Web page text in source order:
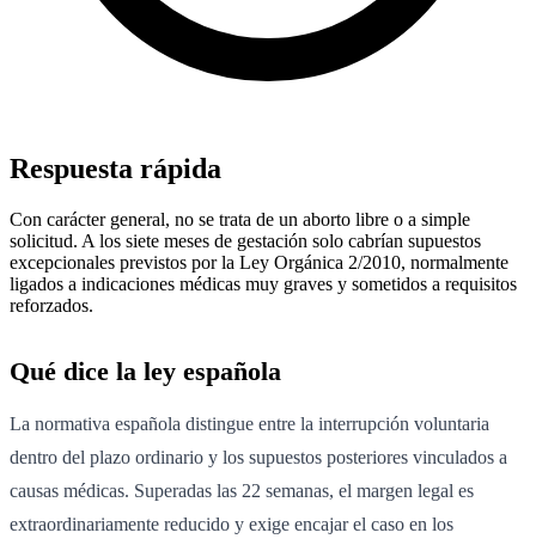
Respuesta rápida
Con carácter general, no se trata de un aborto libre o a simple
solicitud. A los siete meses de gestación solo cabrían supuestos
excepcionales previstos por la Ley Orgánica 2/2010, normalmente
ligados a indicaciones médicas muy graves y sometidos a requisitos
reforzados.
Qué dice la ley española
La normativa española distingue entre la interrupción voluntaria
dentro del plazo ordinario y los supuestos posteriores vinculados a
causas médicas. Superadas las 22 semanas, el margen legal es
extraordinariamente reducido y exige encajar el caso en los